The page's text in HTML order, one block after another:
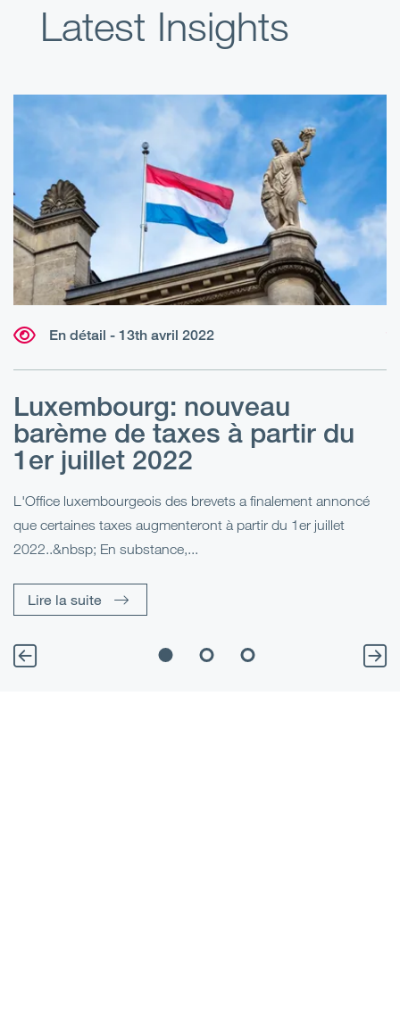
Latest Insights
En détail - 13th avril 2022
Luxembourg: nouveau
barème de taxes à partir du
1er juillet 2022
L'Office luxembourgeois des brevets a finalement annoncé
que certaines taxes augmenteront à partir du 1er juillet
2022..&nbsp; En substance,...
Lire la suite